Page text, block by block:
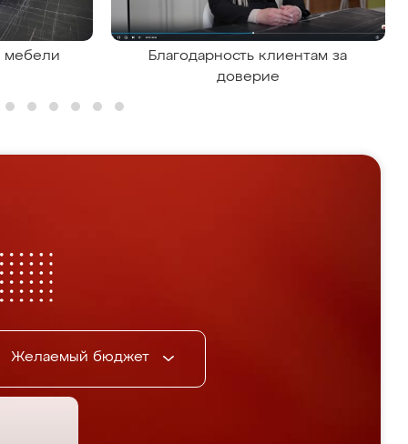
мебели
Благодарность клиентам за
доверие
Желаемый бюджет